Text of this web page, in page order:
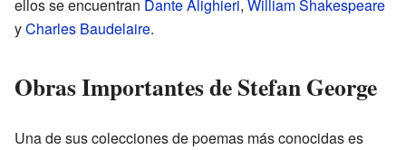
ellos se encuentran Dante Alighieri, William Shakespeare
yCharles Baudelaire.
Obras Importantes de Stefan George
Una de sus colecciones de poemas más conocidas es